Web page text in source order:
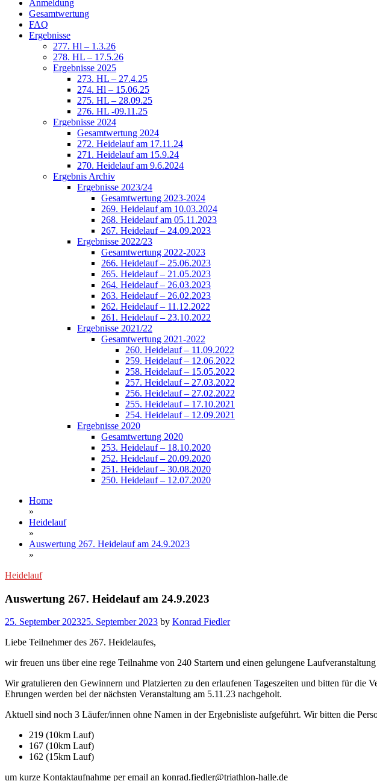
Anmeldung
Gesamtwertung
FAQ
Ergebnisse
277. Hl – 1.3.26
278. HL – 17.5.26
Ergebnisse 2025
273. HL – 27.4.25
274. Hl – 15.06.25
275. HL – 28.09.25
276. HL -09.11.25
Ergebnisse 2024
Gesamtwertung 2024
272. Heidelauf am 17.11.24
271. Heidelauf am 15.9.24
270. Heidelauf am 9.6.2024
Ergebnis Archiv
Ergebnisse 2023/24
Gesamtwertung 2023-2024
269. Heidelauf am 10.03.2024
268. Heidelauf am 05.11.2023
267. Heidelauf – 24.09.2023
Ergebnisse 2022/23
Gesamtwertung 2022-2023
266. Heidelauf – 25.06.2023
265. Heidelauf – 21.05.2023
264. Heidelauf – 26.03.2023
263. Heidelauf – 26.02.2023
262. Heidelauf – 11.12.2022
261. Heidelauf – 23.10.2022
Ergebnisse 2021/22
Gesamtwertung 2021-2022
260. Heidelauf – 11.09.2022
259. Heidelauf – 12.06.2022
258. Heidelauf – 15.05.2022
257. Heidelauf – 27.03.2022
256. Heidelauf – 27.02.2022
255. Heidelauf – 17.10.2021
254. Heidelauf – 12.09.2021
Ergebnisse 2020
Gesamtwertung 2020
253. Heidelauf – 18.10.2020
252. Heidelauf – 20.09.2020
251. Heidelauf – 30.08.2020
250. Heidelauf – 12.07.2020
Home
»
Heidelauf
»
Auswertung 267. Heidelauf am 24.9.2023
»
Heidelauf
Auswertung 267. Heidelauf am 24.9.2023
25. September 202325. September 2023 by Konrad Fiedler
Liebe Teilnehmer des 267. Heidelaufes,
wir freuen uns über eine rege Teilnahme von 240 Startern und einen gelungene
Wir gratulieren den Gewinnern und Platzierten zu den erlaufenen Tageszeiten und bitten für
Ehrungen werden bei der nächsten Veranstaltung am 5.11.23 nachgeholt.
Aktuell sind noch 3 Läufer/innen ohne Namen in der Ergebnisliste aufgeführt. Wir bitten die
219 (10km Lauf)
167 (10km Lauf)
162 (15km Lauf)
um kurze Kontaktaufnahme per email an konrad.fiedler@triathlon-halle.de